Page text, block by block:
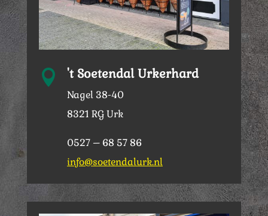
 't Soetendal Urkerhard
Nagel 38-40
8321 RG Urk
0527 – 68 57 86
info@soetendalurk.nl